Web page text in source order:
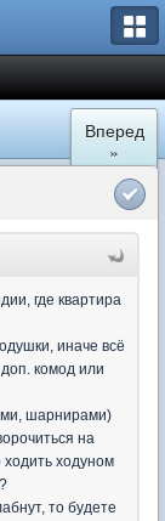
Вперед
»
где квартира
иначе всё
комод или
шарнирами)
на
ходить ходуном
то будете